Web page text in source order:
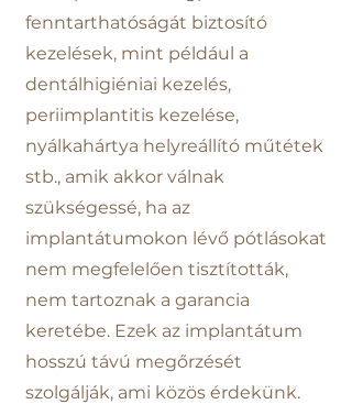
fenntarthatóságát biztosító
kezelések, mint például a
dentálhigiéniai kezelés,
periimplantitis kezelése,
nyálkahártya helyreállító műtétek
stb., amik akkor válnak
szükségessé, ha az
implantátumokon lévő pótlásokat
nem megfelelően tisztították,
nem tartoznak a garancia
keretébe. Ezek az implantátum
hosszú távú megőrzését
szolgálják, ami közös érdekünk.